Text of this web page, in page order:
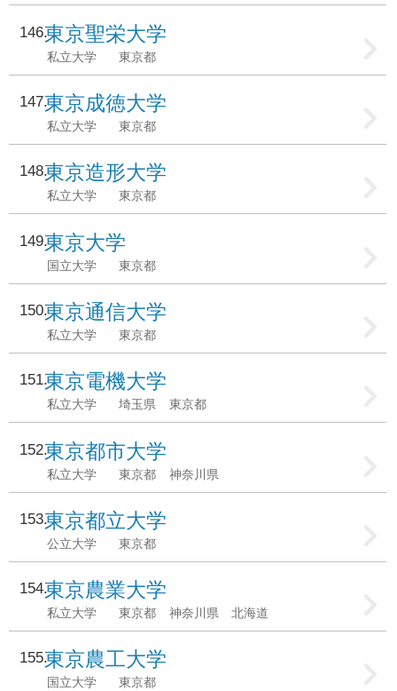
146東京聖栄大学
私立大学 東京都
147東京成徳大学
私立大学 東京都
148東京造形大学
私立大学 東京都
149東京大学
国立大学 東京都
150東京通信大学
私立大学 東京都
151東京電機大学
私立大学 埼玉県 東京都
152東京都市大学
私立大学 東京都 神奈川県
153東京都立大学
公立大学 東京都
154東京農業大学
私立大学 東京都 神奈川県 北海道
155東京農工大学
国立大学 東京都